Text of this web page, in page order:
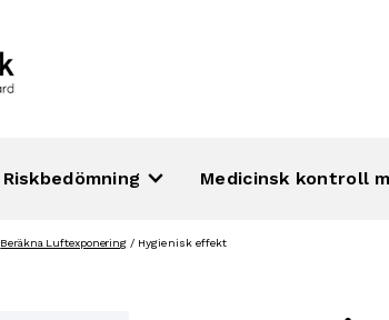
Riskbedömning keyboard_arrow_down Medicinsk kontroll
Beräkna Luftexponering / Hygienisk effekt